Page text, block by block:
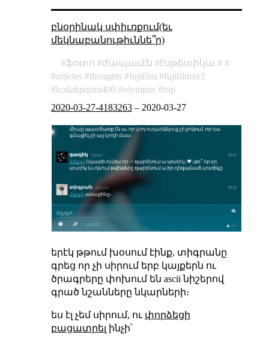
բնօրինակ սփիւռքում(եւ
մեկնաբանութիւննե՞ր)
ֆոտո ժապաւէն
էսթետիկա
articles
thoughts fujifilm
fujifilmxe2
kodakportra400
olympus
trip
2020-03-27-4183263– 2020-03-27
երէկ թթում խօսում էինք, տիգրանը
գրեց որ չի սիրում երբ կայքերն ու
ծրագրերը փոխում են ascii նիշերով
գրած նշանները նկարների։
ես էլ չեմ սիրում, ու փորձեցի
բացատրել ինչի՝